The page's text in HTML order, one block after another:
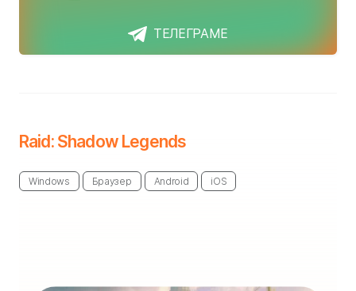
ТЕЛЕГРАМЕ
Raid: Shadow Legends
Windows Браузер Android iOS